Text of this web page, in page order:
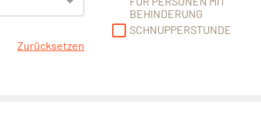
Zurücksetzen
BEHINDERUNG
SCHNUPPERSTUNDE